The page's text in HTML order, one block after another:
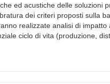
ed acustiche delle
dei criteri proposti sulla
realizzate analisi di
ciclo di vita (produzione,